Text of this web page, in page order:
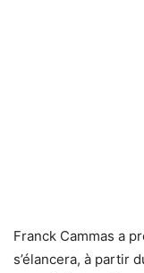
Franck Cammas a
s’élancera, à partir